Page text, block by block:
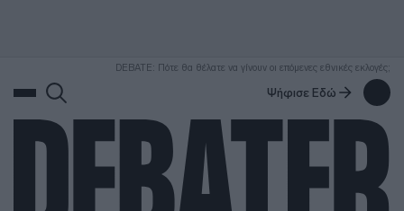
DEBATE: Πότε θα θέλατε να γίνουν οι επόμενες εθνικές εκλογές;
Ψήφισε Εδώ